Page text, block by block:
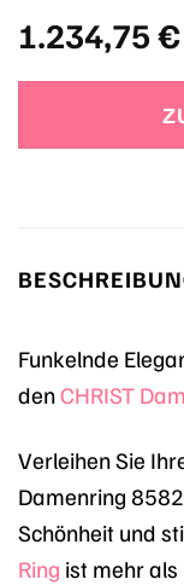
1.234,75€
Funkelnde
denCHRIST
Verleihen Sie
Damenring
Schönheit und
Ring ist mehr